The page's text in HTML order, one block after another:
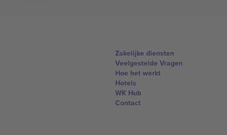
Zakelijke diensten
Veelgestelde Vragen
Hoe het werkt
Hotels
WK Hub
Contact